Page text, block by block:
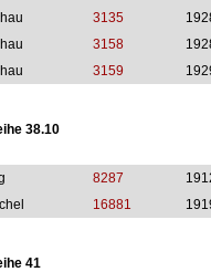
3135
3158
3159
38.10
8287
16881
41